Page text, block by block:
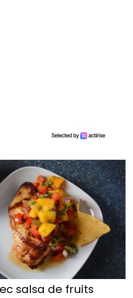
salsa de fruits